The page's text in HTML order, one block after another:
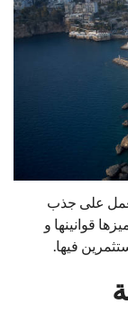
تعمل على جذب
قوانينها و
فيها.